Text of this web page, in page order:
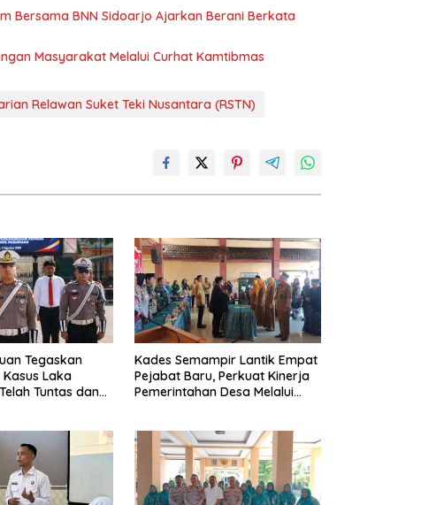
Bersama BNN Sidoarjo Ajarkan Berani Berkata
Masyarakat Melalui Curhat Kamtibmas
Relawan Suket Teki Nusantara (RSTN)
Tegaskan
Laka
Tuntas dan
Kades Semampir Lantik Empat
Pejabat Baru, Perkuat Kinerja
Pemerintahan Desa Melalui